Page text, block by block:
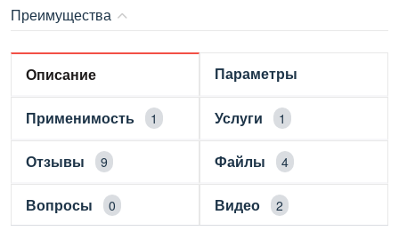
Преимущества
Описание Параметры
Применимость 1 Услуги 1
Отзывы 9 Файлы 4
Вопросы 0 Видео 2